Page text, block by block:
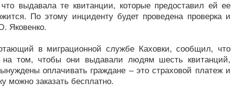
выдавала те квитанции, которые предоставил ей ее
По этому инциденту будет проведена проверка и
Яковенко.
в миграционной службе Каховки, сообщил, что
на том, чтобы они выдавали людям шесть квитанций,
оплачивать граждане – это страховой платеж и
можно заказать бесплатно.